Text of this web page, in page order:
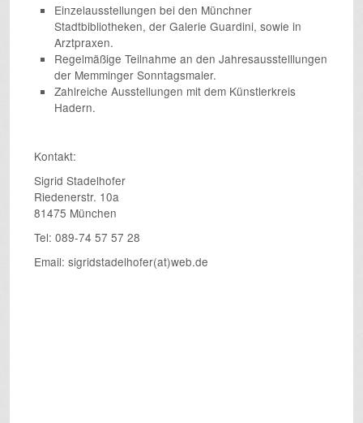
Einzelausstellungen bei den Münchner
Stadtbibliotheken, der Galerie Guardini, sowie in
Arztpraxen.
Regelmäßige Teilnahme an den Jahresausstelllungen
der Memminger Sonntagsmaler.
​Zahlreiche Ausstellungen mit dem Künstlerkreis
Hadern.
Kontakt:
Sigrid Stadelhofer
Riedenerstr. 10a
81475 München
Tel: 089-74 57 57 28
Email: sigridstadelhofer(at)web.de